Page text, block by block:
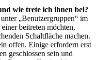
wie trete ich ihnen bei?
„Benutzergruppen“ im
beitreten möchten,
Schaltfläche machen.
offen. Einige erfordern erst
geschlossen sein und